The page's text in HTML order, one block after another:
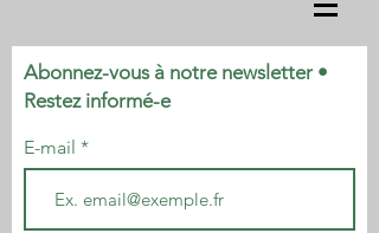
Abonnez-vous à notre newsletter •
Restez informé-e
E-mail